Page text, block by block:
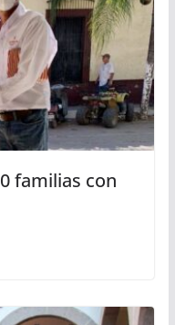
familias con